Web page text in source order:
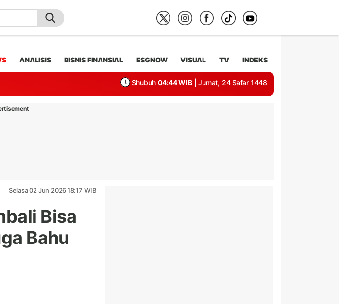
ANALISIS BISNIS FINANSIAL ESGNOW VISUAL TV INDEKS
Shubuh 04:44 WIB | Jumat, 24 Safar 1448
Selasa 02 Jun 2026 18:17 WIB
Bisa
Bahu